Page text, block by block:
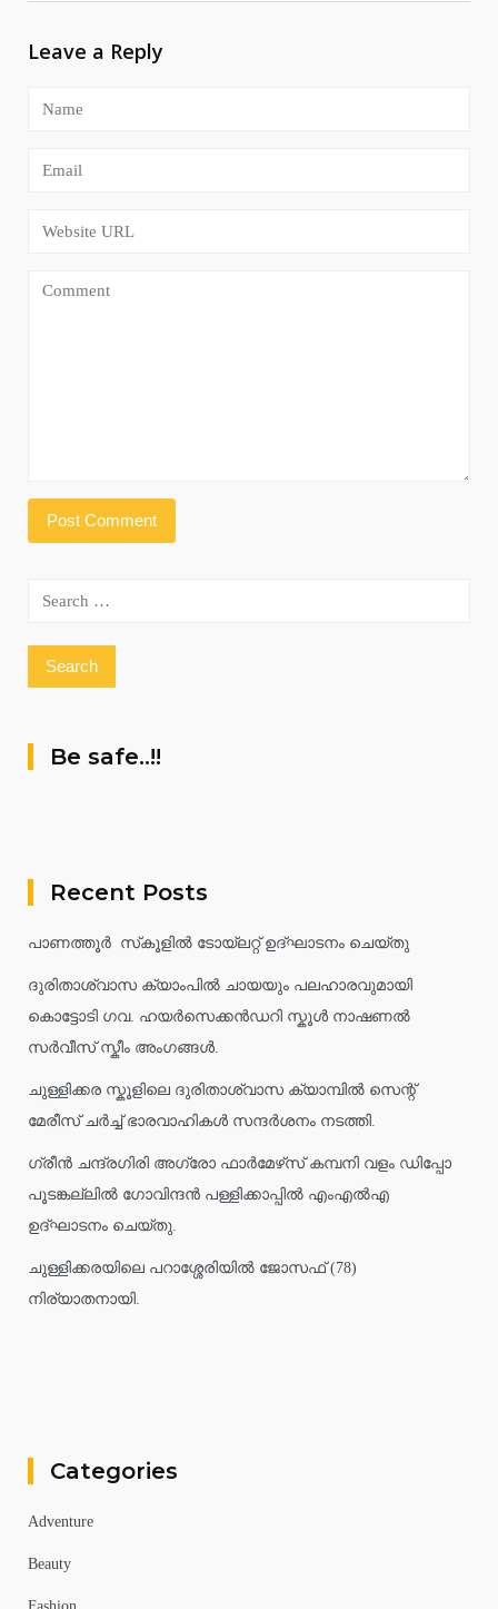
Leave a Reply
Search
Be safe..!!
Recent Posts
പാണത്തൂർ സ്‌കൂളിൽ ടോയ്ലറ്റ് ഉദ്ഘാടനം ചെയ്തു
ദുരിതാശ്വാസ ക്യാംപിൽ ചായയും പലഹാരവുമായി
കൊട്ടോടി ഗവ. ഹയർസെക്കൻഡറി സ്കൂൾ നാഷണൽ
സർവീസ് സ്കീം അംഗങ്ങൾ.
ചുള്ളിക്കര സ്കൂളിലെ ദുരിതാശ്വാസ ക്യാമ്പിൽ സെന്റ്
മേരീസ് ചർച്ച് ഭാരവാഹികൾ സന്ദർശനം നടത്തി.
ഗ്രീൻ ചന്ദ്രഗിരി അഗ്രോ ഫാർമേഴ്‌സ് കമ്പനി വളം ഡിപ്പോ
പൂടങ്കല്ലിൽ ഗോവിന്ദൻ പള്ളിക്കാപ്പിൽ എംഎൽഎ
ഉദ്ഘാടനം ചെയ്തു.
ചുള്ളിക്കരയിലെ പറാശ്ശേരിയിൽ ജോസഫ് (78)
നിര്യാതനായി.
Categories
Adventure
Beauty